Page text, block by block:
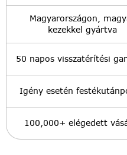
Magyarországon,
kezekkel gyártva
50 napos visszatérítési
Igény esetén
100,000+ elégedett